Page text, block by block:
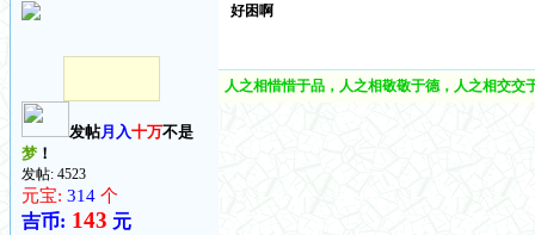
发帖月入十万不是
梦！
发帖: 4523
元宝: 314 个
吉币: 143 元
好困啊
人之相惜惜于品，人之相敬敬于德，人之相交